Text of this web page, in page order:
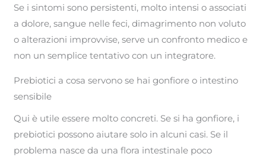
Se i sintomi sono persistenti, molto intensi o associati
a dolore, sangue nelle feci, dimagrimento non voluto
o alterazioni improvvise, serve un confronto medico e
non un semplice tentativo con un integratore.
Prebiotici a cosa servono se hai gonfiore o intestino
sensibile
Qui è utile essere molto concreti. Se si ha gonfiore, i
prebiotici possono aiutare solo in alcuni casi. Se il
problema nasce da una flora intestinale poco